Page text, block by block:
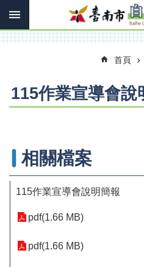
跳到主要內容區塊
搜
進
階
報
機
關
介
上
首頁
115作業宣導會說
相關檔案
115作業宣導會說明簡報
pdf(1.66 MB)
pdf(1.66 MB)